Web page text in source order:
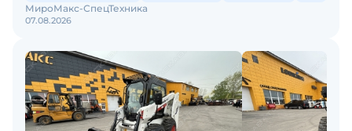
07.08.2026
МироМакс-СпецТехника